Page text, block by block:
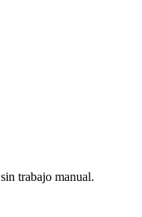
trabajo manual.